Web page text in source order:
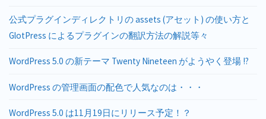
公式プラグインディレクトリの assets (アセット) の使い方と
GlotPress によるプラグインの翻訳方法の解説等々
WordPress 5.0 の新テーマ Twenty Nineteen がようやく登場 !?
WordPress の管理画面の配色で人気なのは・・・
WordPress 5.0 は11月19日にリリース予定！？